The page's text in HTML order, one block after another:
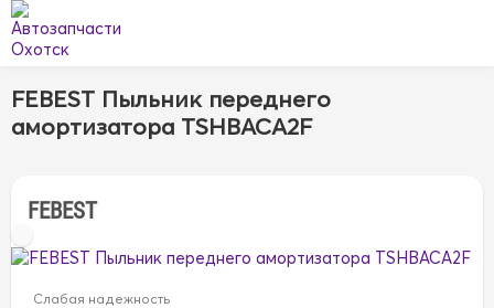
FEBEST Пыльник переднего
амортизатора TSHBACA2F
FEBEST
Слабая надежность